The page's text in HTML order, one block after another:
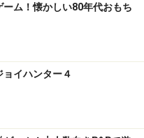
ム！懐かしい80年代おもち
イハンター４